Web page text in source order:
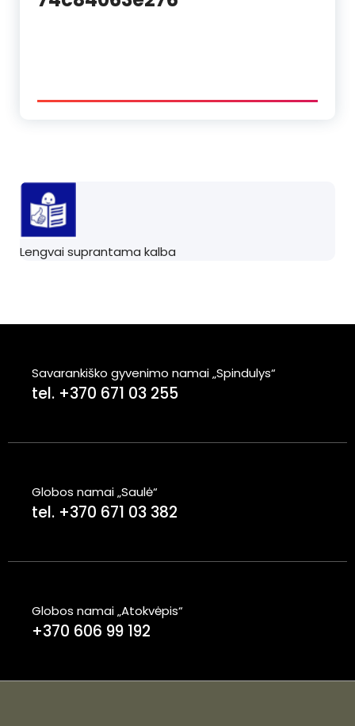
Lengvai suprantama kalba
Savarankiško gyvenimo namai „Spindulys“
tel. +370 671 03 255
Globos namai „Saulė“
tel. +370 671 03 382
Globos namai „Atokvėpis“
+370 606 99 192